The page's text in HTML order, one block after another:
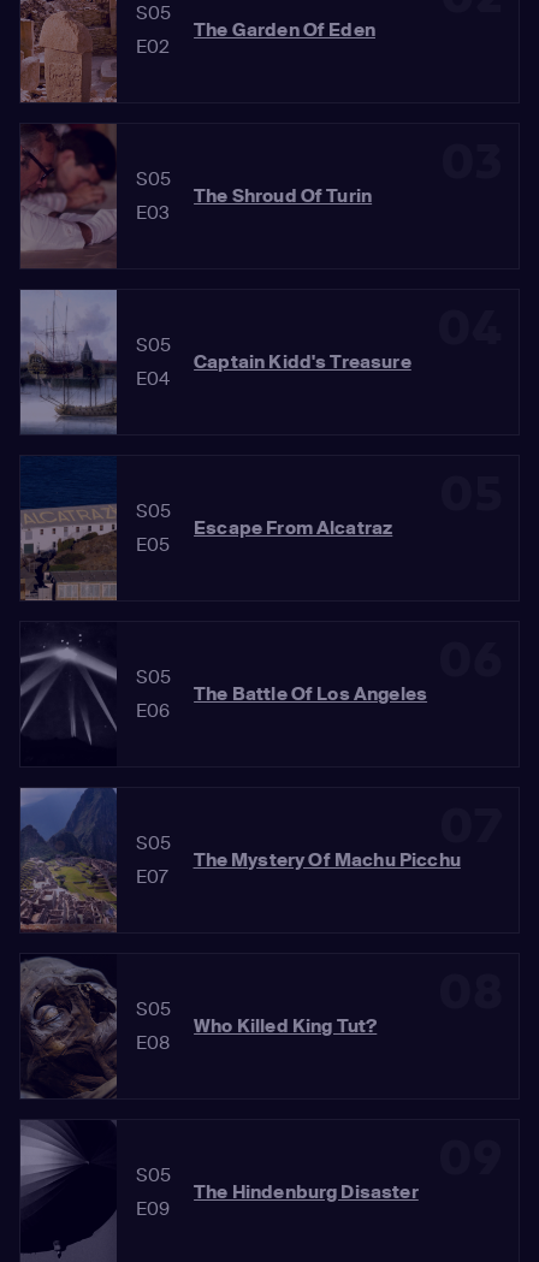
S05
E02
The Garden Of Eden
S05
E03
The Shroud Of Turin
S05
E04
Captain Kidd's Treasure
S05
E05
Escape From Alcatraz
S05
E06
The Battle Of Los Angeles
S05
E07
The Mystery Of Machu Picchu
S05
E08
Who Killed King Tut?
S05
E09
The Hindenburg Disaster